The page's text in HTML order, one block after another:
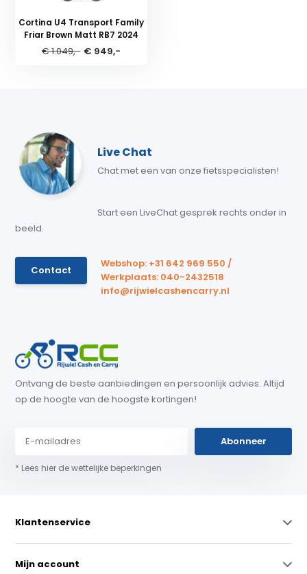
Cortina U4 Transport Family
Friar Brown Matt RB7 2024
€ 1.049,- € 949,-
Live Chat
Chat met een van onze fietsspecialisten!
Start een LiveChat gesprek rechts onder in
beeld.
Contact
Webshop: +31 642 969 550 /
Werkplaats: 040-2432518
info@rijwielcashencarry.nl
Ontvang de beste aanbiedingen en persoonlijk advies. Altijd
op de hoogte van de hoogste kortingen!
Abonneer
* Lees hier de wettelijke beperkingen
Klantenservice
Mijn account